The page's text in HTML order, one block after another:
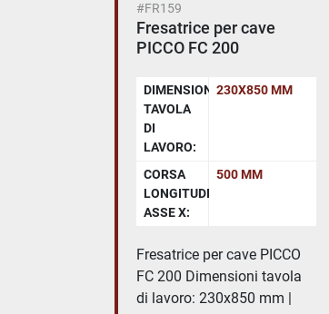
#FR159
Fresatrice per cave
PICCO FC 200
DIMENSIONI
TAVOLA
DI
LAVORO:
230X850 MM
CORSA
LONGITUDINALE
ASSE X:
500 MM
Fresatrice per cave PICCO
FC 200 Dimensioni tavola
di lavoro: 230x850 mm |